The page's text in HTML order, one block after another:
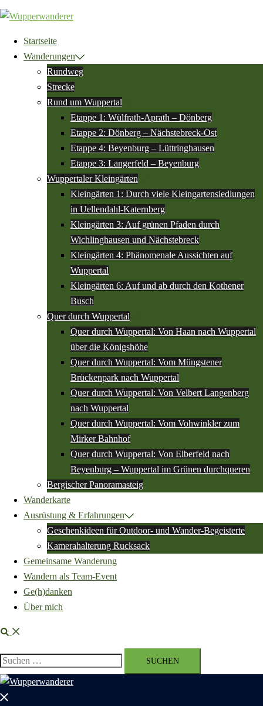
Zum
Inhalt
springenStartseite
Wanderungen
Rundweg
Strecke
Rund um Wuppertal
Etappe 1: Wülfrath-Aprath – Dönberg
Etappe 2: Dönberg – Nächstebreck-Ost
Etappe 4: Beyenburg – Lüttringhausen
Etappe 3: Langerfeld – Beyenburg
Wuppertaler Kleingärten
Kleingärten 1: Durch viele Kleingartensiedlungen
in Uellendahl-Katernberg
Kleingärten 3: Auf grünen Pfaden durch
Wichlinghausen und Nächstebreck
Kleingärten 4: Phänomenale Aussichten auf
Wuppertal
Kleingärten 6: Auf und ab durch den Kothener
Busch
Quer durch Wuppertal
Quer durch Wuppertal: Von Haan nach Wuppertal
über die Königshöhe
Quer durch Wuppertal: Vom Müngstener
Brückenpark nach Wuppertal
Quer durch Wuppertal: Von Velbert Langenberg
nach Wuppertal
Quer durch Wuppertal: Vom Vohwinkler zum
Mirker Bahnhof
Quer durch Wuppertal: Von Elberfeld nach
Beyenburg – Wuppertal im Grünen durchqueren
Bergischer Panoramasteig
Wanderkarte
Ausrüstung & Erfahrungen
Geschenkideen für Outdoor- und Wander-Begeisterte
Kamerahalterung Rucksack
Gemeinsame Wanderung
Wandern als Team-Event
Ge(h)danken
Über mich
Suche
Suchen
nach:
Menü